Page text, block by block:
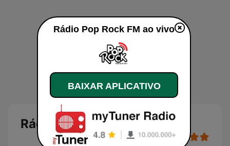
Rádio Pop Rock FM
Rádio Pop Rock FM ao vivo
BAIXAR APLICATIVO